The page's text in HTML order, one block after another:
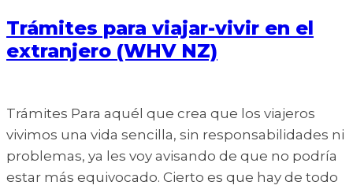
Trámites para viajar-vivir en el
extranjero (WHV NZ)
Trámites Para aquél que crea que los viajeros
vivimos una vida sencilla, sin responsabilidades ni
problemas, ya les voy avisando de que no podría
estar más equivocado. Cierto es que hay de todo